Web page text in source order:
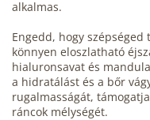
alkalmas.
Engedd, hogy
könnyen eloszlatható
hialuronsavat és
a hidratálást és a bőr
rugalmasságát,
ráncok mélységét.